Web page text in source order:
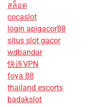
สล็อต
cocaslot
login apigacor88
situs slot gacor
wdbandar
快连VPN
foya 88
thailand escorts
badakslot